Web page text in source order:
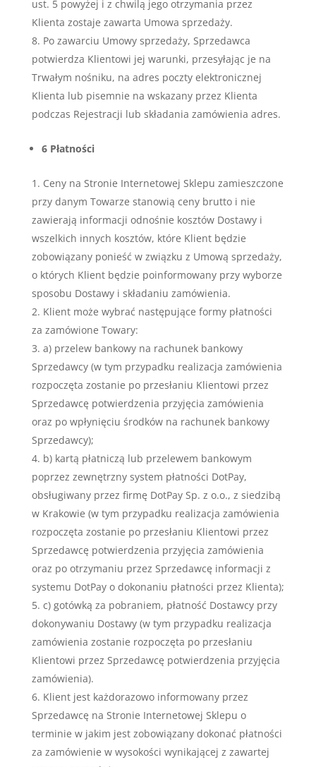
ust. 5 powyżej i z chwilą jego otrzymania przez
Klienta zostaje zawarta Umowa sprzedaży.
Po zawarciu Umowy sprzedaży, Sprzedawca
potwierdza Klientowi jej warunki, przesyłając je na
Trwałym nośniku, na adres poczty elektronicznej
Klienta lub pisemnie na wskazany przez Klienta
podczas Rejestracji lub składania zamówienia adres.
6 Płatności
Ceny na Stronie Internetowej Sklepu zamieszczone
przy danym Towarze stanowią ceny brutto i nie
zawierają informacji odnośnie kosztów Dostawy i
wszelkich innych kosztów, które Klient będzie
zobowiązany ponieść w związku z Umową sprzedaży,
o których Klient będzie poinformowany przy wyborze
sposobu Dostawy i składaniu zamówienia.
Klient może wybrać następujące formy płatności
za zamówione Towary:
a) przelew bankowy na rachunek bankowy
Sprzedawcy (w tym przypadku realizacja zamówienia
rozpoczęta zostanie po przesłaniu Klientowi przez
Sprzedawcę potwierdzenia przyjęcia zamówienia
oraz po wpłynięciu środków na rachunek bankowy
Sprzedawcy);
b) kartą płatniczą lub przelewem bankowym
poprzez zewnętrzny system płatności DotPay,
obsługiwany przez firmę DotPay Sp. z o.o., z siedzibą
w Krakowie (w tym przypadku realizacja zamówienia
rozpoczęta zostanie po przesłaniu Klientowi przez
Sprzedawcę potwierdzenia przyjęcia zamówienia
oraz po otrzymaniu przez Sprzedawcę informacji z
systemu DotPay o dokonaniu płatności przez Klienta);
c) gotówką za pobraniem, płatność Dostawcy przy
dokonywaniu Dostawy (w tym przypadku realizacja
zamówienia zostanie rozpoczęta po przesłaniu
Klientowi przez Sprzedawcę potwierdzenia przyjęcia
zamówienia).
Klient jest każdorazowo informowany przez
Sprzedawcę na Stronie Internetowej Sklepu o
terminie w jakim jest zobowiązany dokonać płatności
za zamówienie w wysokości wynikającej z zawartej